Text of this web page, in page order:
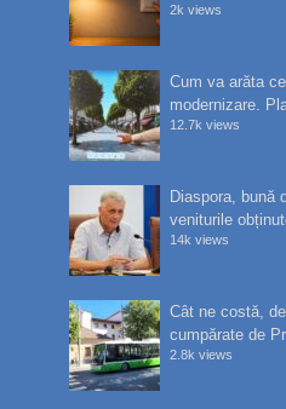
2k views
Cum va arăta
modernizare.
12.7k views
Diaspora, bună
veniturile
14k views
Cât ne costă,
cumpărate de
2.8k views